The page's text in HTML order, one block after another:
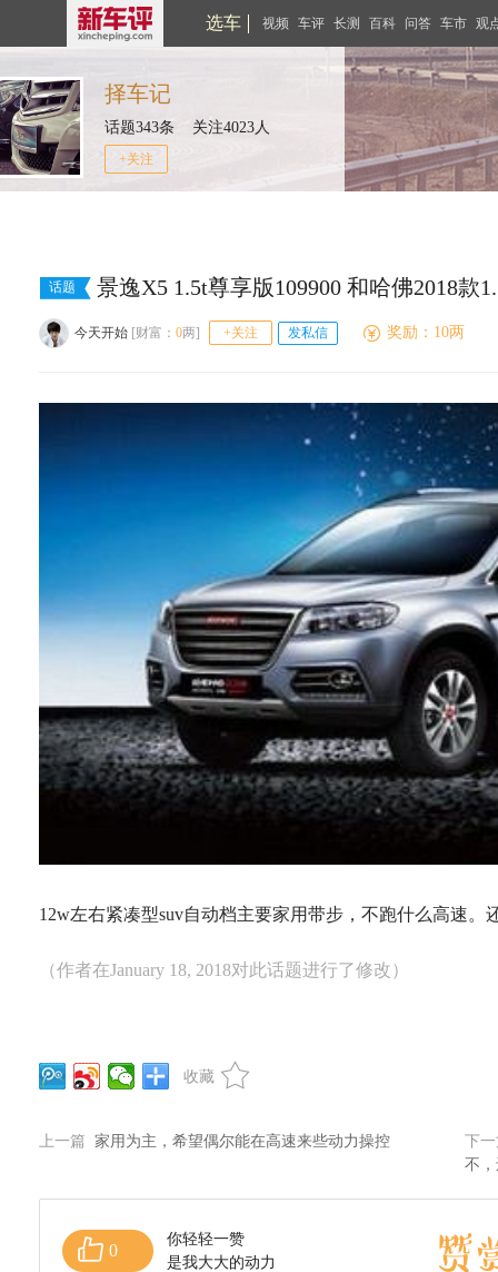
选车 视频 车评 长测 百科 问答 车市 观
择车记
话题343条 关注4023人
+关注
话题 景逸X5 1.5t尊享版109900 和哈佛2018款
今天开始 [财富： 0两] +关注 发私信 奖励：10两
12w左右紧凑型suv自动档主要家用带步，不跑什么高速。
（作者在January 18, 2018对此话题进行了修改）
收藏
上一篇 家用为主，希望偶尔能在高速来些动力操控
下
不
0
你轻轻一赞
是我大大的动力